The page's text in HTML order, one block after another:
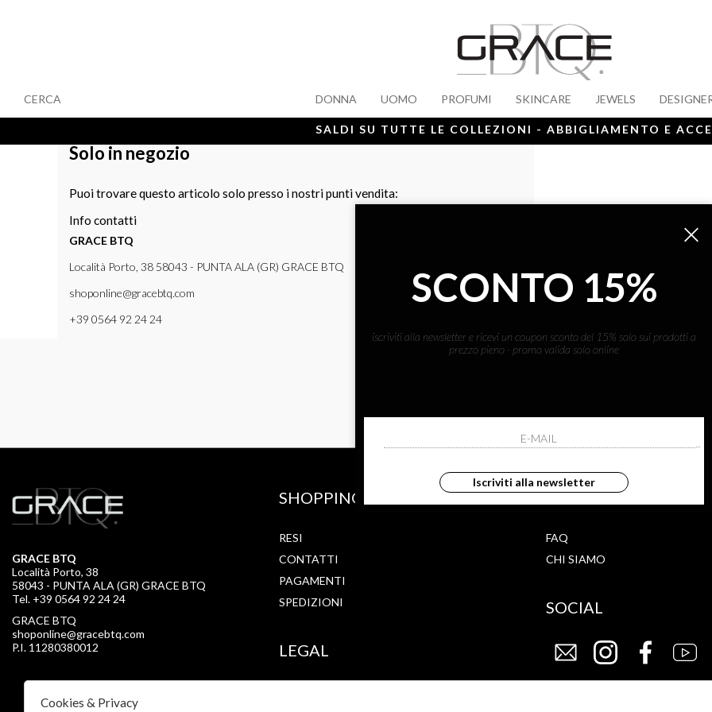
DONNA UOMO PROFUMI SKINCARE JEWELS
CERCA
SALDI SU TUTTE LE COLLEZIONI - ABBIGLIAMENTO E
Solo in negozio
Puoi trovare questo articolo solo presso i nostri punti vendita:
Info contatti
GRACE BTQ
Località Porto, 38 58043 - PUNTA ALA (GR) GRACE BTQ
shoponline@gracebtq.com
+39 0564 92 24 24
ISCRIVITI ALLA
ho letto ed accettato le condizioni sulla
GRACE BTQ
Località Porto, 38
58043 - PUNTA ALA (GR) GRACE BTQ
Tel. +39 0564 92 24 24
GRACE BTQ
shoponline@gracebtq.com
P.I. 11280380012
SHOPPING
RESI
CONTATTI
PAGAMENTI
SPEDIZIONI
LEGAL
STORE
FAQ
CHI SIAMO
SOCIAL
SCONTO 15%
iscriviti alla newsletter e ricevi un coupon sconto del 15% solo sui prodotti a
prezzo pieno - promo valida solo online
Iscriviti alla newsletter
Cookies & Privacy